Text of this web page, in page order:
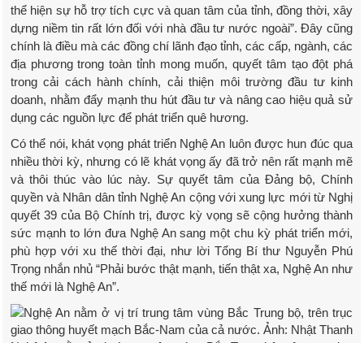
thể hiện sự hỗ trợ tích cực và quan tâm của tỉnh, đồng thời, xây
dựng niềm tin rất lớn đối với nhà đầu tư nước ngoài”. Đây cũng
chính là điều mà các đồng chí lãnh đạo tỉnh, các cấp, ngành, các
địa phương trong toàn tỉnh mong muốn, quyết tâm tạo đột phá
trong cải cách hành chính, cải thiện môi trường đầu tư kinh
doanh, nhằm đẩy mạnh thu hút đầu tư và nâng cao hiệu quả sử
dụng các nguồn lực để phát triển quê hương.
Có thể nói, khát vọng phát triển Nghệ An luôn được hun đúc qua
nhiều thời kỳ, nhưng có lẽ khát vọng ấy đã trở nên rất mạnh mẽ
và thôi thúc vào lúc này. Sự quyết tâm của Đảng bộ, Chính
quyền và Nhân dân tỉnh Nghệ An cộng với xung lực mới từ Nghị
quyết 39 của Bộ Chính trị, được kỳ vọng sẽ cộng hưởng thành
sức mạnh to lớn đưa Nghệ An sang một chu kỳ phát triển mới,
phù hợp với xu thế thời đại, như lời Tổng Bí thư Nguyễn Phú
Trọng nhắn nhủ “Phải bước thật mạnh, tiến thật xa, Nghệ An như
thế mới là Nghệ An”.